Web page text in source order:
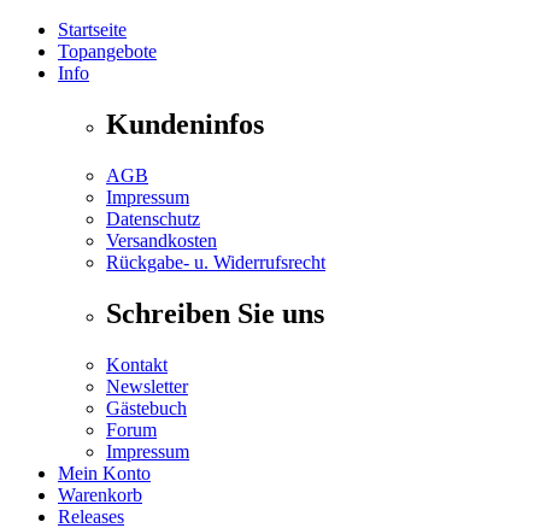
Startseite
Topangebote
Info
Kundeninfos
AGB
Impressum
Datenschutz
Versandkosten
Rückgabe- u. Widerrufsrecht
Schreiben Sie uns
Kontakt
Newsletter
Gästebuch
Forum
Impressum
Mein Konto
Warenkorb
Releases